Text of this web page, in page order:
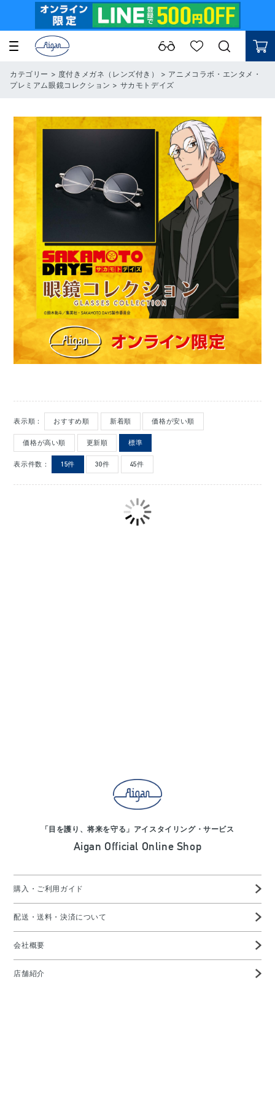
カテゴリー > 度付きメガネ（レンズ付き） > アニメコラボ・エンタメ・
プレミアム眼鏡コレクション > サカモトデイズ
表示順： おすすめ順 新着順 価格が安い順
価格が高い順 更新順 標準
表示件数： 15件 30件 45件
「目を護り、将来を守る」アイスタイリング・サービス
Aigan Official Online Shop
購入・ご利用ガイド
配送・送料・決済について
会社概要
店舗紹介